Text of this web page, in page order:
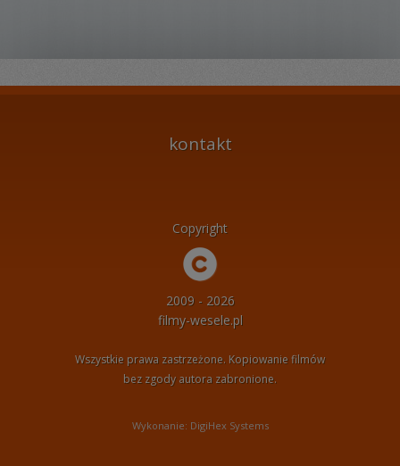
kontakt
Copyright
2009 - 2026
filmy-wesele.pl
Wszystkie prawa zastrzeżone. Kopiowanie filmów
bez zgody autora zabronione.
Wykonanie: DigiHex Systems